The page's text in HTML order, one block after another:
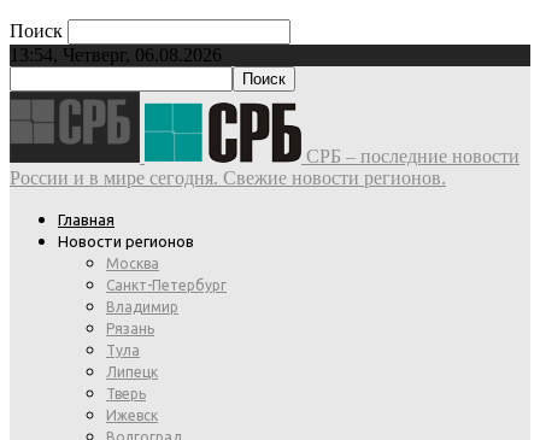
Поиск
13:54, Четверг, 06.08.2026
СРБ – последние новости
России и в мире сегодня. Свежие новости регионов.
Главная
Новости регионов
Москва
Санкт-Петербург
Владимир
Рязань
Тула
Липецк
Тверь
Ижевск